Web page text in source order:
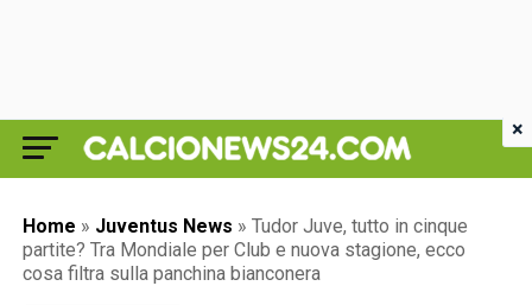
Home » Juventus News » Tudor Juve, tutto in cinque
partite? Tra Mondiale per Club e nuova stagione, ecco
cosa filtra sulla panchina bianconera
×